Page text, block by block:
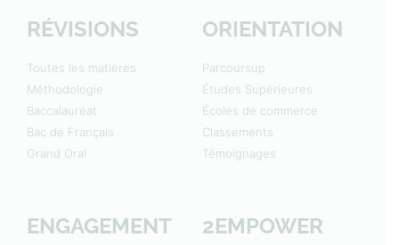
RÉVISIONS
Toutes les matières
Méthodologie
Baccalauréat
Bac de Français
Grand Oral
ORIENTATION
Parcoursup
Études Supérieures
Écoles de commerce
Classements
Témoignages
ENGAGEMENT 2EMPOWER